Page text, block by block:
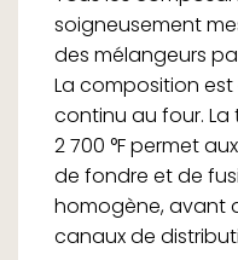
soigneusement
des mélangeurs
La composition
continu au four.
2 700 °F permet
de fondre et de
homogène, avant
canaux de